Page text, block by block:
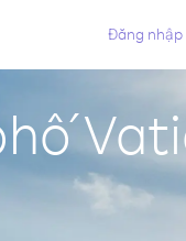
Đăng nhập